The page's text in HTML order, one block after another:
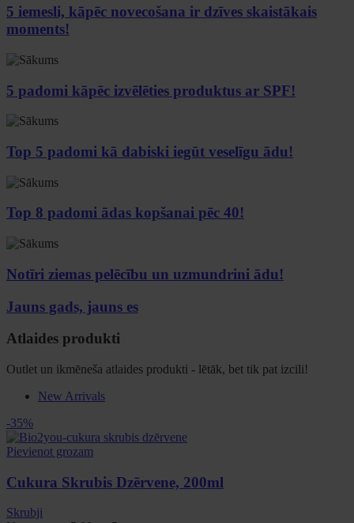
5 iemesli, kāpēc novecošana ir dzīves skaistākais
moments!
5 padomi kāpēc izvēlēties produktus ar SPF!
Top 5 padomi kā dabiski iegūt veselīgu ādu!
Top 8 padomi ādas kopšanai pēc 40!
Notīri ziemas pelēcību un uzmundrini ādu!
Jauns gads, jauns es
Atlaides produkti
Outlet un ikmēneša atlaides produkti - lētāk, bet tik pat izcili!
New Arrivals
-35%
Pievienot grozam
Cukura Skrubis Dzērvene, 200ml
Skrubji